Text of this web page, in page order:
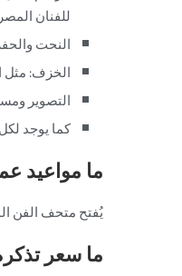
للفنان
النحت
الخزف: مثل
التصوير
كما يوجد
ما مواعيد
يُفتح متحف الفن المصري الحديث في الساعة
ما سعر